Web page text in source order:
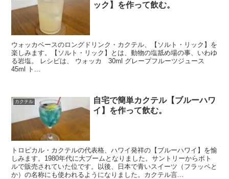
ック】を作って飲む。
ウォッカベースのロングドリンク・カクテル、【ソルト・リック】を
楽しみます。【ソルト・リック】とは、動物の塩舐め場の事、いわゆ
る岩塩。 レシピは、 ウォッカ 30ml グレープフルーツジュース
45ml ト...
カクテル
自宅で簡単カクテル【ブルーハワ
イ】を作って飲む。
トロピカル・カクテルの代表格、ハワイ発祥の【ブルーハワイ】を愉
しみます。1980年代に大ブームとなりました。サントリーからボト
ルで販売されていた位です。以後、日本で青いスイーツ（フラッペと
か）の名称にも使われるようになりました。カクテル言...